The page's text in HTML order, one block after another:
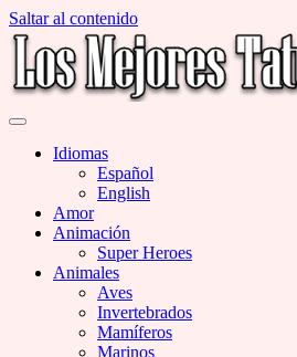
Saltar al contenido
Miles de Imágenes de Tatuajes en Galerías
Idiomas
Español
English
Amor
Animación
Super Heroes
Animales
Aves
Invertebrados
Mamíferos
Marinos